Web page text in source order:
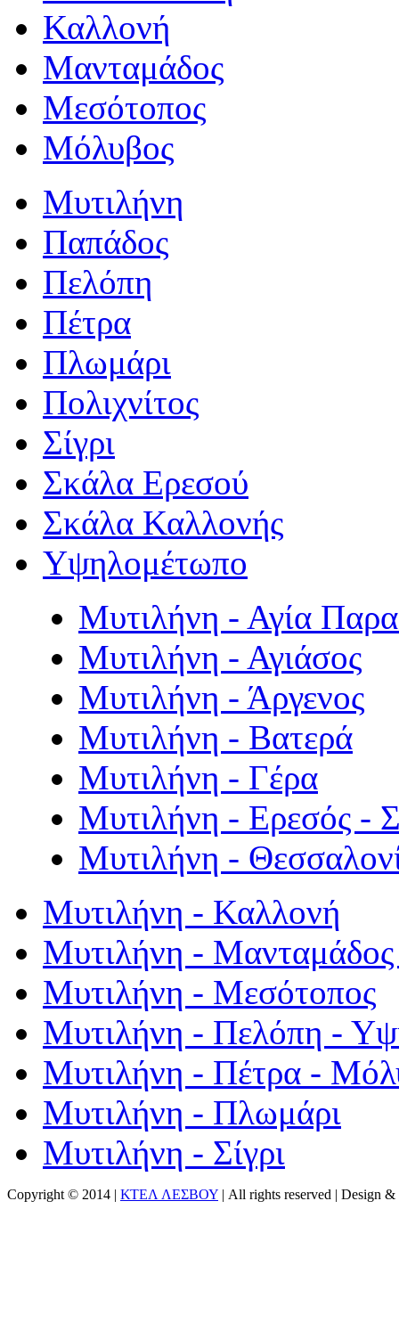
Καλλονή
Μανταμάδος
Μεσότοπος
Μόλυβος
Μυτιλήνη
Παπάδος
Πελόπη
Πέτρα
Πλωμάρι
Πολιχνίτος
Σίγρι
Σκάλα Ερεσού
Σκάλα Καλλονής
Υψηλομέτωπο
Μυτιλήνη - Αγία
Μυτιλήνη - Αγιάσος
Μυτιλήνη - Άργενος
Μυτιλήνη - Βατερά
Μυτιλήνη - Γέρα
Μυτιλήνη - Ερεσός -
Μυτιλήνη -
Μυτιλήνη - Καλλονή
Μυτιλήνη - Μανταμάδος
Μυτιλήνη - Μεσότοπος
Μυτιλήνη - Πελόπη -
Μυτιλήνη - Πέτρα -
Μυτιλήνη - Πλωμάρι
Μυτιλήνη - Σίγρι
Copyright © 2014 | ΚΤΕΛ ΛΕΣΒΟΥ | All rights reserved | Design &